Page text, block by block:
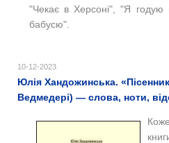
"Чекає в Херсоні", "Я
бабусю".
10-12-2023
Юлія Хандожинська.
Ведмедері) — слова, ноти,